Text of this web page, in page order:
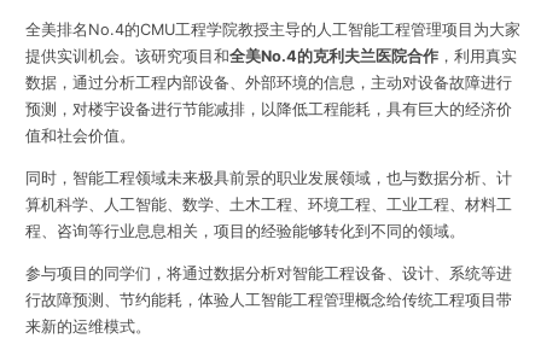
全美排名No.4的CMU工程学院教授主导的人工智能工程管理项目为大家
提供实训机会。该研究项目和全美No.4的克利夫兰医院合作，利用真实
数据，通过分析工程内部设备、外部环境的信息，主动对设备故障进行
预测，对楼宇设备进行节能减排，以降低工程能耗，具有巨大的经济价
值和社会价值。
同时，智能工程领域未来极具前景的职业发展领域，也与数据分析、计
算机科学、人工智能、数学、土木工程、环境工程、工业工程、材料工
程、咨询等行业息息相关，项目的经验能够转化到不同的领域。
参与项目的同学们，将通过数据分析对智能工程设备、设计、系统等进
行故障预测、节约能耗，体验人工智能工程管理概念给传统工程项目带
来新的运维模式。